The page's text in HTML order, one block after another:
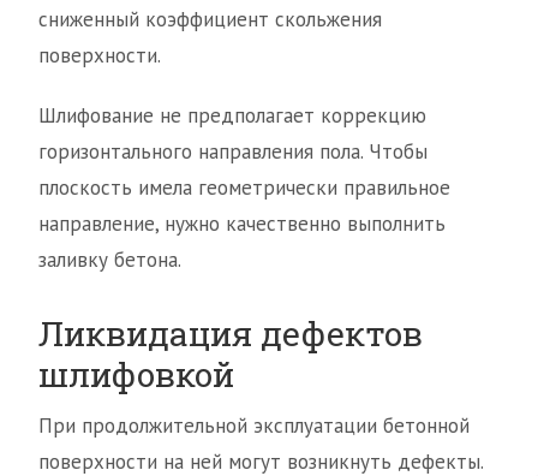
сниженный коэффициент скольжения
поверхности.
Шлифование не предполагает коррекцию
горизонтального направления пола. Чтобы
плоскость имела геометрически правильное
направление, нужно качественно выполнить
заливку бетона.
Ликвидация дефектов
шлифовкой
При продолжительной эксплуатации бетонной
поверхности на ней могут возникнуть дефекты.